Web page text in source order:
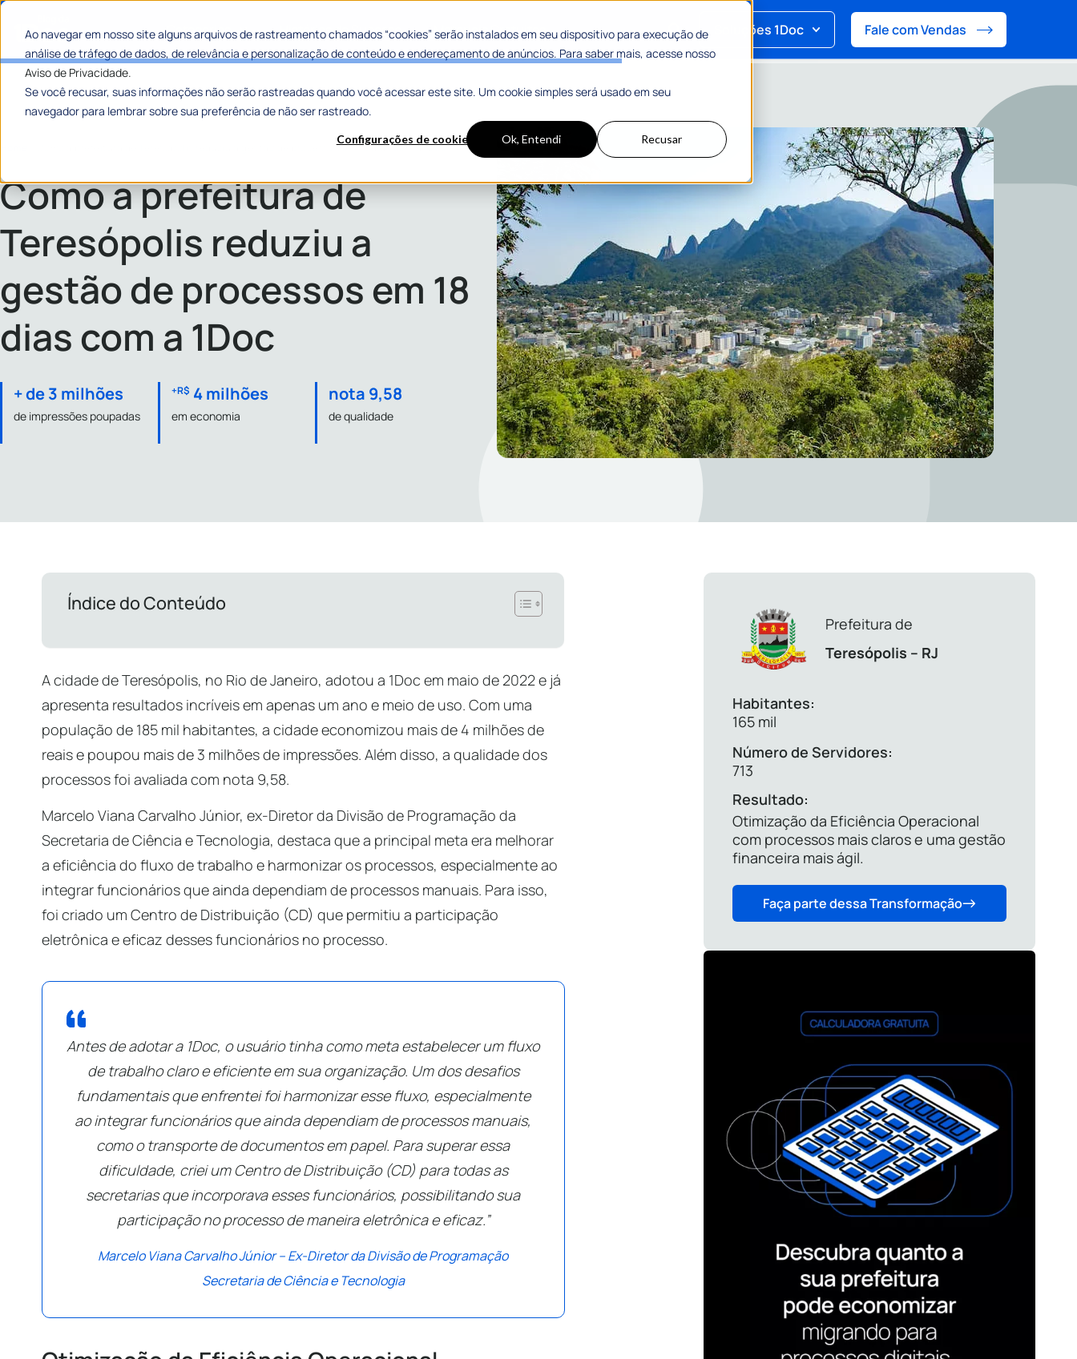
Ao navegar em nosso site alguns arquivos de rastreamento chamados “cookies” serão instalados em seu dispositivo para execução de
análise de tráfego de dados, de relevância e personalização de conteúdo e endereçamento de anúncios. Para saber mais, acesse nosso
Aviso de Privacidade.
Se você recusar, suas informações não serão rastreadas quando você acessar este site. Um cookie simples será usado em seu
navegador para lembrar sobre sua preferência de não ser rastreado.
Configurações de cookies Ok, Entendi Recusar
Categorias Histórias de Sucesso Materiais Gratuitos Soluções 1Doc Fale com Vendas
Como a prefeitura de Teresópolis reduziu a gestão de processos em 18 dias com a 1Doc
Como a prefeitura de
Teresópolis reduziu a
gestão de processos em 18
dias com a 1Doc
+ de 3 milhões
de impressões poupadas
+R$ 4 milhões
em economia
nota 9,58
de qualidade
Índice do Conteúdo
A cidade de Teresópolis, no Rio de Janeiro, adotou a 1Doc em maio de 2022 e já
apresenta resultados incríveis em apenas um ano e meio de uso. Com uma
população de 185 mil habitantes, a cidade economizou mais de 4 milhões de
reais e poupou mais de 3 milhões de impressões. Além disso, a qualidade dos
processos foi avaliada com nota 9,58.
Marcelo Viana Carvalho Júnior, ex-Diretor da Divisão de Programação da
Secretaria de Ciência e Tecnologia, destaca que a principal meta era melhorar
a eficiência do fluxo de trabalho e harmonizar os processos, especialmente ao
integrar funcionários que ainda dependiam de processos manuais. Para isso,
foi criado um Centro de Distribuição (CD) que permitiu a participação
eletrônica e eficaz desses funcionários no processo.
Antes de adotar a 1Doc, o usuário tinha como meta estabelecer um fluxo
de trabalho claro e eficiente em sua organização. Um dos desafios
fundamentais que enfrentei foi harmonizar esse fluxo, especialmente
ao integrar funcionários que ainda dependiam de processos manuais,
como o transporte de documentos em papel. Para superar essa
dificuldade, criei um Centro de Distribuição (CD) para todas as
secretarias que incorporava esses funcionários, possibilitando sua
participação no processo de maneira eletrônica e eficaz.”
Marcelo Viana Carvalho Júnior – Ex-Diretor da Divisão de Programação
Secretaria de Ciência e Tecnologia
Prefeitura de
Teresópolis – RJ
Habitantes:
165 mil
Número de Servidores:
713
Resultado:
Otimização da Eficiência Operacional
com processos mais claros e uma gestão
financeira mais ágil.
Faça parte dessa Transformação